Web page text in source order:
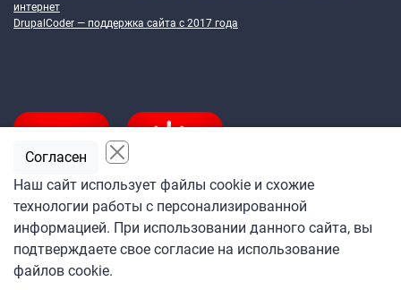
интернет
DrupalCoder — поддержка сайта c 2017 года
Подпишитесь
на ежедневную рассылку
«Кабельщика»
Наш сайт использует файлы cookie и схожие
технологии работы с персонализированной
информацией. При использовании данного сайта, вы
подтверждаете свое согласие на использование
файлов cookie.
Согласен